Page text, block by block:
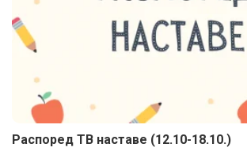
Распоред ТВ наставе (12.10-18.10.)